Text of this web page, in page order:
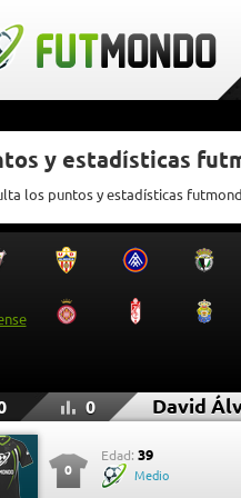
y estadísticas
los puntos y estadísticas
0 David
0
Edad: 39
Medio